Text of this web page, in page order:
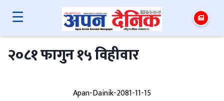
☰
२०८१ फागुन १५ विहीवार
Apan-Dainik-2081-11-15